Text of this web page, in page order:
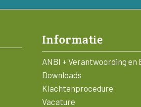
Informatie
ANBI + Verantwoording en
Downloads
Klachtenprocedure
Vacature